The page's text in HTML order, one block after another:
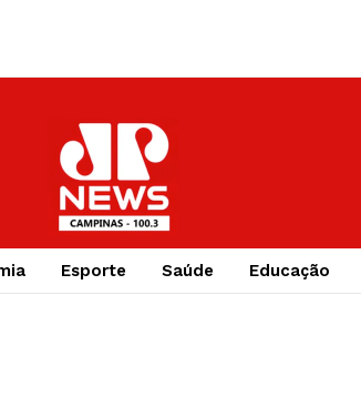
Esporte Saúde Educação